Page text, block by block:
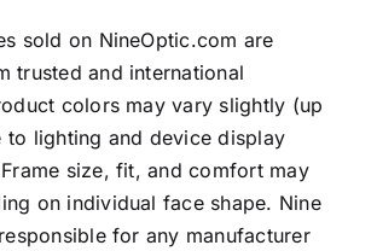
sold on NineOptic.com are
trusted and international
colors may vary slightly (up
to lighting and device display
size, fit, and comfort may
on individual face shape. Nine
for any manufacturer